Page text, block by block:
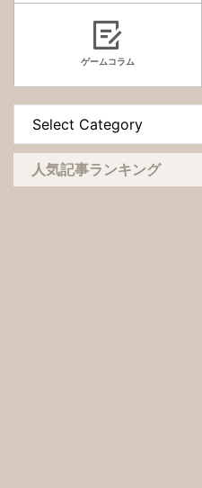
ゲームコラム
人気記事ランキング